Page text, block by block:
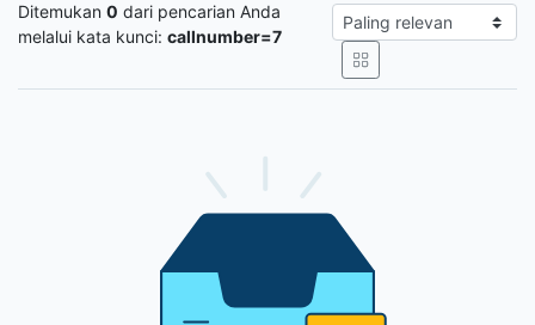
Ditemukan 0 dari pencarian Anda
melalui kata kunci: callnumber=7